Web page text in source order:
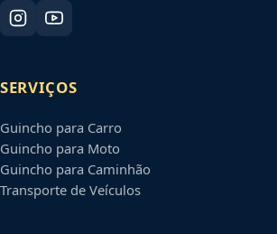
SERVIÇOS
Guincho para Carro
Guincho para Moto
Guincho para Caminhão
Transporte de Veículos